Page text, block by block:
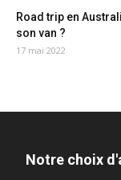
Road trip en
son van ?
17 mai 2022
Notre choix